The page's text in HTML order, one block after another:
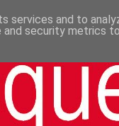
services and to
security metrics